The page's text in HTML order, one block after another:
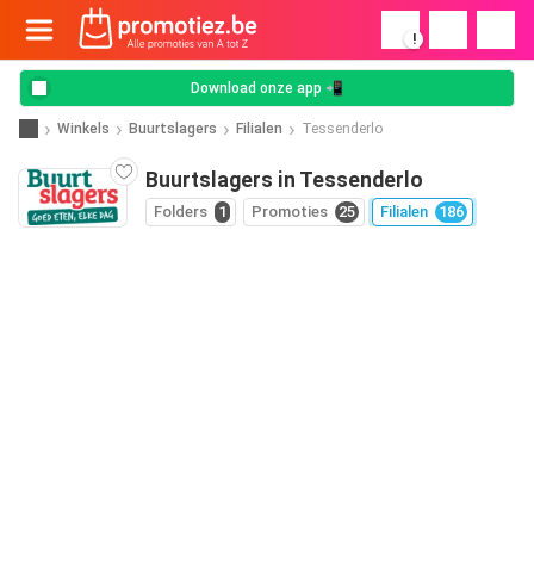
!
Download onze app 📲
Winkels Buurtslagers Filialen Tessenderlo
Buurtslagers in Tessenderlo
Folders 1 Promoties 25 Filialen 186